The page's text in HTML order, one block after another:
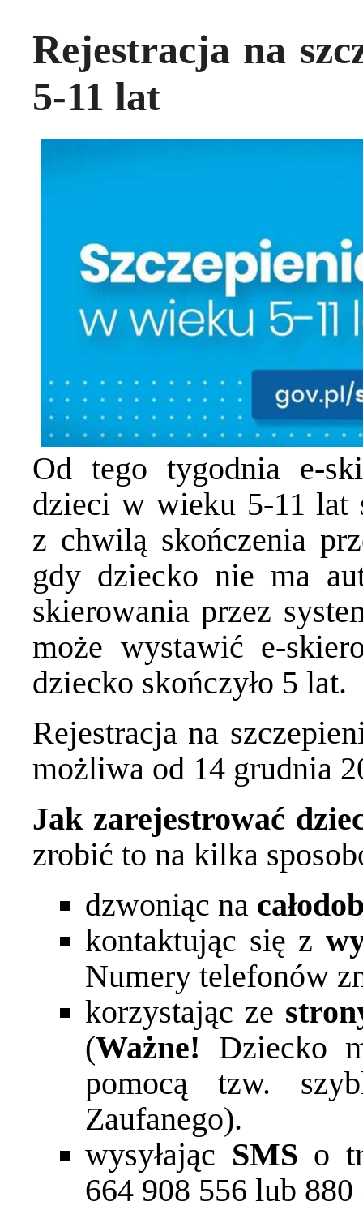
Rejestracja na
5-11 lat
Od tego tygodnia e-
dzieci w wieku 5-11 lat
z chwilą skończenia
gdy dziecko nie ma
skierowania przez
może wystawić e-
dziecko skończyło 5 lat.
Rejestracja na
możliwa od 14 grudnia
Jak zarejestrować
zrobić to na kilka
dzwoniąc na
kontaktując się z
Numery telefonów
korzystając ze
(Ważne! Dziecko
pomocą tzw.
Zaufanego).
wysyłając SMS o
664 908 556 lub 880